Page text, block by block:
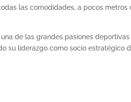
las comodidades, a pocos metros
de las grandes pasiones
su liderazgo como socio estratégico